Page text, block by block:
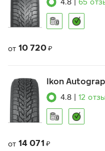
4.8 65
от 10 720 ₽
Ikon
4.8 12
от 14 071 ₽